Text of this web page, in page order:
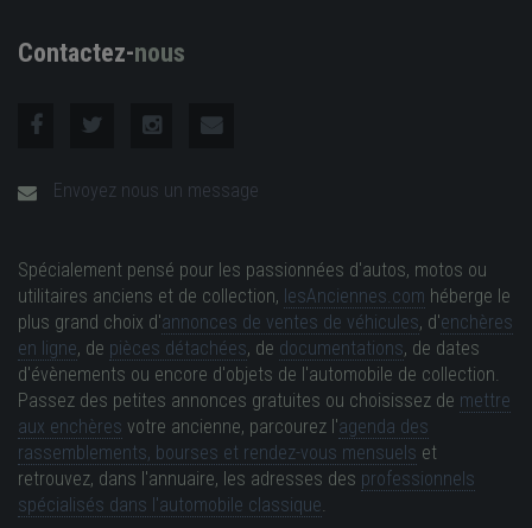
Contactez-nous
Envoyez nous un message
Spécialement pensé pour les passionnées d'autos, motos ou
utilitaires anciens et de collection, lesAnciennes.com héberge le
plus grand choix d'annonces de ventes de véhicules, d'enchères
en ligne, de pièces détachées, de documentations, de dates
d'évènements ou encore d'objets de l'automobile de collection.
Passez des petites annonces gratuites ou choisissez de mettre
aux enchères votre ancienne, parcourez l'agenda des
rassemblements, bourses et rendez-vous mensuels et
retrouvez, dans l'annuaire, les adresses des professionnels
spécialisés dans l'automobile classique